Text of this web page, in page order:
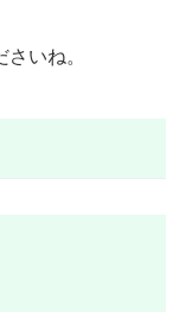
いね。